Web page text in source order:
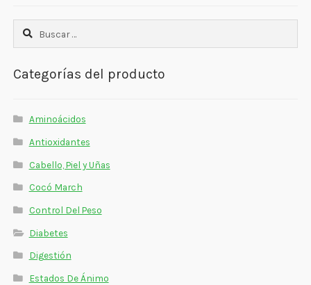
Buscar:
Categorías del producto
Aminoácidos
Antioxidantes
Cabello, Piel y Uñas
Cocó March
Control Del Peso
Diabetes
Digestión
Estados De Ánimo